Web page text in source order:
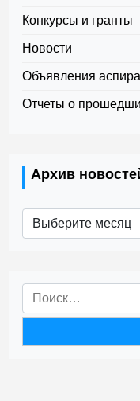
Конкурсы и гранты
Новости
Объявления
Отчеты о
Архив
Архив
новостей
Найти: